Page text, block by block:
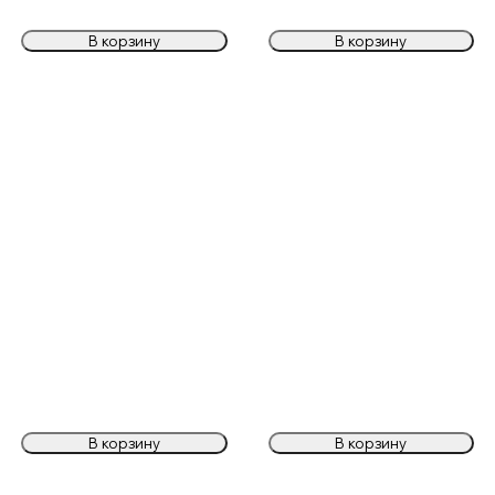
В корзину В корзину
В корзину В корзину